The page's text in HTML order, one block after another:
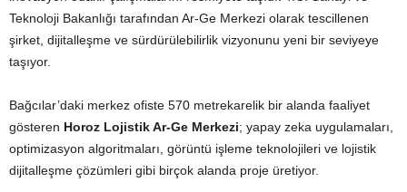
Teknoloji Bakanlığı tarafından Ar-Ge Merkezi olarak tescillenen
şirket, dijitalleşme ve sürdürülebilirlik vizyonunu yeni bir seviyeye
taşıyor.
Bağcılar’daki merkez ofiste 570 metrekarelik bir alanda faaliyet
gösteren Horoz Lojistik Ar-Ge Merkezi; yapay zeka uygulamaları,
optimizasyon algoritmaları, görüntü işleme teknolojileri ve lojistik
dijitalleşme çözümleri gibi birçok alanda proje üretiyor.